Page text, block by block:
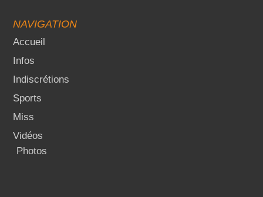
NAVIGATION
Accueil
Infos
Indiscrétions
Sports
Miss
Vidéos
Photos